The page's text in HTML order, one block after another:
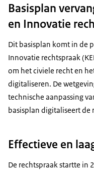
Basisplan
en Innovatie
Dit basisplan komt in de
Innovatie rechtspraak
om het civiele recht en
digitaliseren. De
technische aanpassing
basisplan digitaliseert de
Effectieve en
De rechtspraak startte in